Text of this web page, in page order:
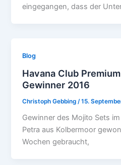
eingegangen, dass der
Blog
Havana Club
Gewinner 2016
Christoph Gebbing /15.
Gewinner des Mojito Sets
Petra aus Kolbermoor
Wochen gebraucht,